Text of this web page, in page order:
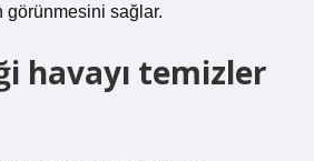
görünmesini sağlar.
havayı temizler